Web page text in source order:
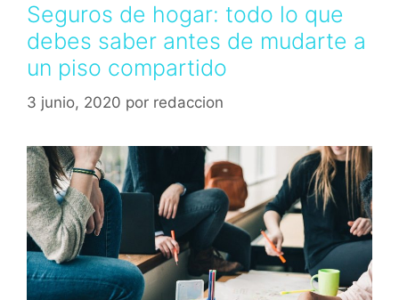
Seguros de hogar: todo lo que
debes saber antes de mudarte a
un piso compartido
3 junio, 2020 por redaccion